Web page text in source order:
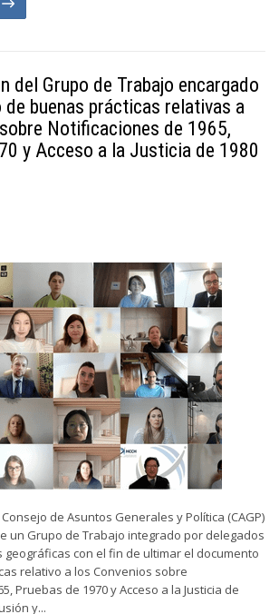
del Grupo de Trabajo encargado
buenas prácticas relativas a
Notificaciones de 1965,
y Acceso a la Justicia de 1980
de Asuntos Generales y Política (CAGP)
un Grupo de Trabajo integrado por delegados
con el fin de ultimar el documento
relativo a los Convenios sobre
Pruebas de 1970 y Acceso a la Justicia de
y...